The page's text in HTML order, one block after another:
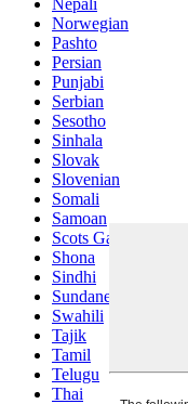
Norwegian
Pashto
Persian
Punjabi
Serbian
Sesotho
Sinhala
Slovak
Slovenian
Somali
Samoan
Scots Gaelic
Shona
Sindhi
Sundanese
Swahili
Tajik
Tamil
Telugu
Thai